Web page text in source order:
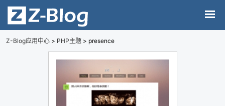
Z-Blog应用中心 > PHP主题 > presence